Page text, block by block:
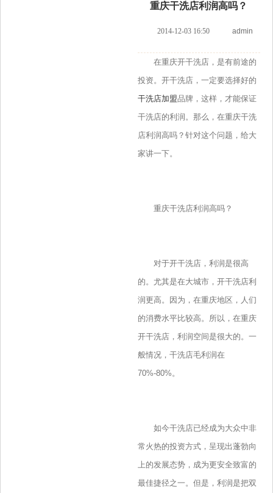
重庆干洗店利润高吗？
2014-12-03 16:50 admin
在重庆开干洗店，是有前途的
投资。开干洗店，一定要选择好的
干洗店加盟品牌，这样，才能保证
干洗店的利润。那么，在重庆干洗
店利润高吗？针对这个问题，给大
家讲一下。
重庆干洗店利润高吗？
对于开干洗店，利润是很高
的。尤其是在大城市，开干洗店利
润更高。因为，在重庆地区，人们
的消费水平比较高。所以，在重庆
开干洗店，利润空间是很大的。一
般情况，干洗店毛利润在
70%-80%。
如今干洗店已经成为大众中非
常火热的投资方式，呈现出蓬勃向
上的发展态势，成为更安全致富的
最佳捷径之一。但是，利润是把双